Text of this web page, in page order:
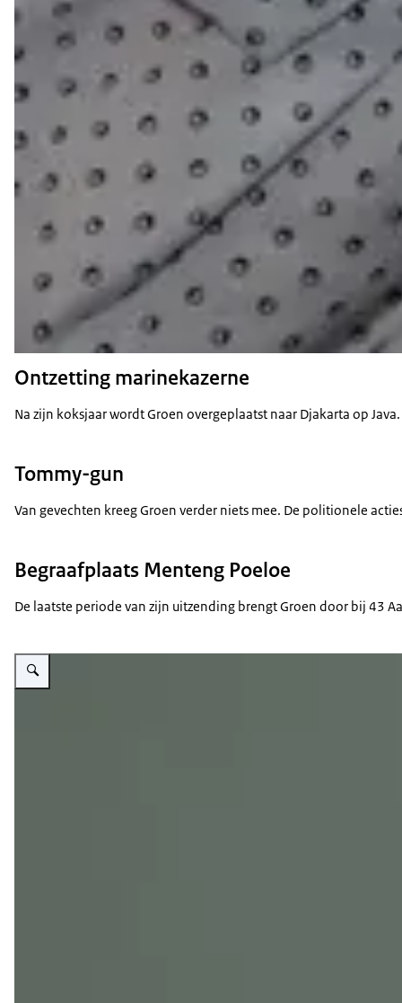
Ontzetting marinekazerne
Na zijn koksjaar wordt Groen overgeplaatst naar Djakarta op
Tommy-gun
Van gevechten kreeg Groen verder niets mee. De politionele
Begraafplaats Menteng Poeloe
De laatste periode van zijn uitzending brengt Groen door bij 43
Vergroot afbeelding Pieter-Bas Groen.